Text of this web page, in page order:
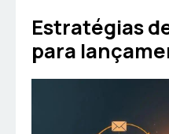
Estratégias
para